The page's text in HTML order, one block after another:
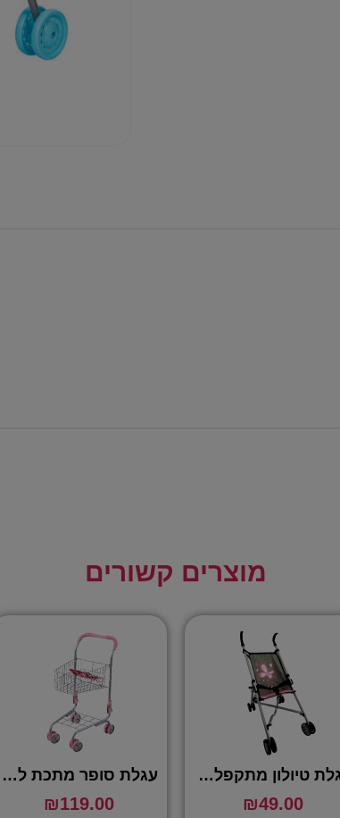
מוצרים קשורים
עגלת טיולון מתקפלת לבובה – IPOP
₪49.00
עגלת סופר מתכת לילדים – IPOP
₪119.00